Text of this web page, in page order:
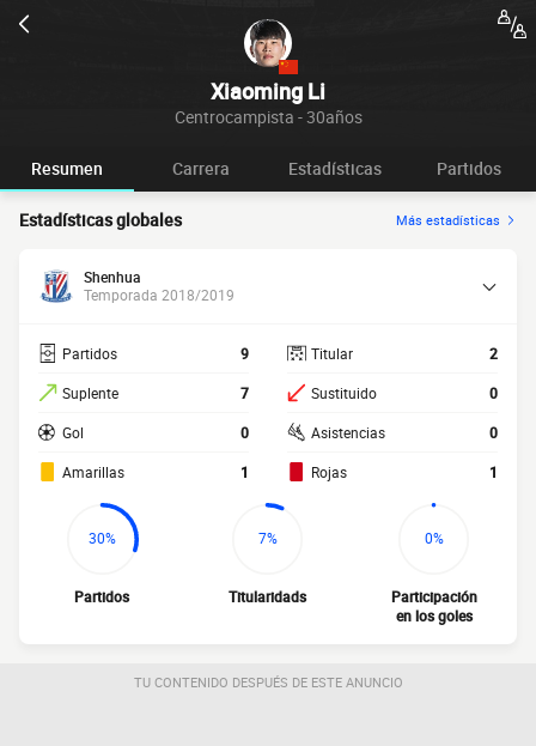
Xiaoming Li
Centrocampista - 30años
Resumen Carrera Estadísticas Partidos
Estadísticas globales Más estadísticas
Shenhua
Temporada 2018/2019
Partidos 9
Suplente 7
Gol 0
Amarillas 1
Titular 2
Sustituido 0
Asistencias 0
Rojas 1
30%
Partidos
7%
Titularidads
0%
Participación
en los goles
TU CONTENIDO DESPUÉS DE ESTE ANUNCIO